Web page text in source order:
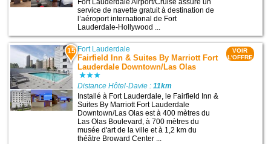
Fort Lauderdale Airport/Cruise assure un
service de navette gratuit à destination de
l’aéroport international de Fort
Lauderdale-Hollywood ...
15 Fort Lauderdale
Fairfield Inn & Suites By Marriott Fort
Lauderdale Downtown/Las Olas
Distance Hôtel-Davie :11km
Installé à Fort Lauderdale, le Fairfield Inn &
Suites By Marriott Fort Lauderdale
Downtown/Las Olas est à 400 mètres du
Las Olas Boulevard, à 700 mètres du
musée d'art de la ville et à 1,2 km du
théâtre Broward Center ...
VOIR
L'OFFRE